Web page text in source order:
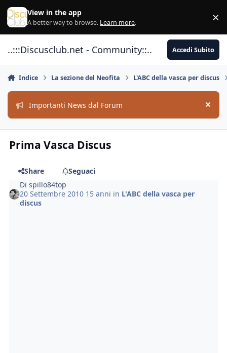
Vai al contenuto
View in the app
A better way to browse. Learn more. ×
..:::Discusclub.net - Community::.. Accedi Subito
Indice La sezione del Neofita L'ABC della vasca per discus
Importanti News dal Forum Hide
Prima Vasca Discus
Share
Seguaci
Dispillo84top
20 Settembre 2010 15 anni in L'ABC della vasca per
discus